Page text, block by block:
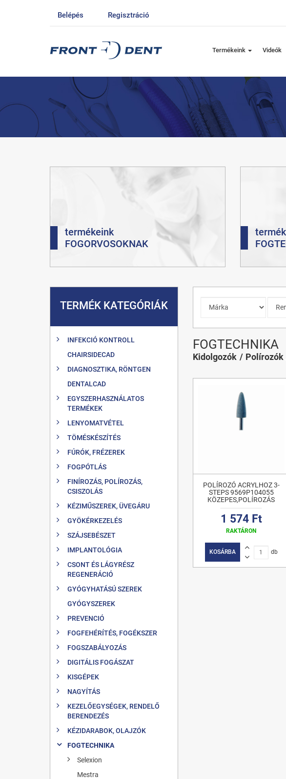
Belépés Regisztráció
Termékeink Videók
termékeink
FOGORVOSOKNAK
TERMÉK KATEGÓRIÁK
INFEKCIÓ KONTROLL
CHAIRSIDECAD
DIAGNOSZTIKA, RÖNTGEN
DENTALCAD
EGYSZERHASZNÁLATOS
TERMÉKEK
LENYOMATVÉTEL
TÖMÉSKÉSZÍTÉS
FÚRÓK, FRÉZEREK
FOGPÓTLÁS
FINÍROZÁS, POLÍROZÁS,
CSISZOLÁS
KÉZIMŰSZEREK, ÜVEGÁRU
GYÖKÉRKEZELÉS
SZÁJSEBÉSZET
IMPLANTOLÓGIA
CSONT ÉS LÁGYRÉSZ
REGENERÁCIÓ
GYÓGYHATÁSÚ SZEREK
GYÓGYSZEREK
PREVENCIÓ
FOGFEHÉRÍTÉS, FOGÉKSZER
FOGSZABÁLYOZÁS
DIGITÁLIS FOGÁSZAT
KISGÉPEK
NAGYÍTÁS
KEZELŐEGYSÉGEK, RENDELŐ
BERENDEZÉS
KÉZIDARABOK, OLAJZÓK
FOGTECHNIKA
Selexion
Mestra
FOGTECHNIKA
Kidolgozók Polírozók
POLÍROZÓ ACRYLHOZ 3-
STEPS 9569P104055
KÖZEPES,POLÍROZÁS
1 574 Ft
RAKTÁRON
KOSÁRBA db